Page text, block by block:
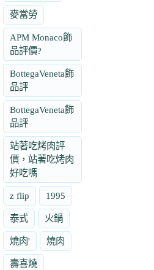
麥當勞
APM Monaco飾
品評價?
BottegaVeneta飾
品評
BottegaVeneta飾
品評
站著吃烤肉評
價，站著吃烤肉
好吃嗎
z flip 1995
泰式 火鍋
燒肉' 燒肉
壽喜燒